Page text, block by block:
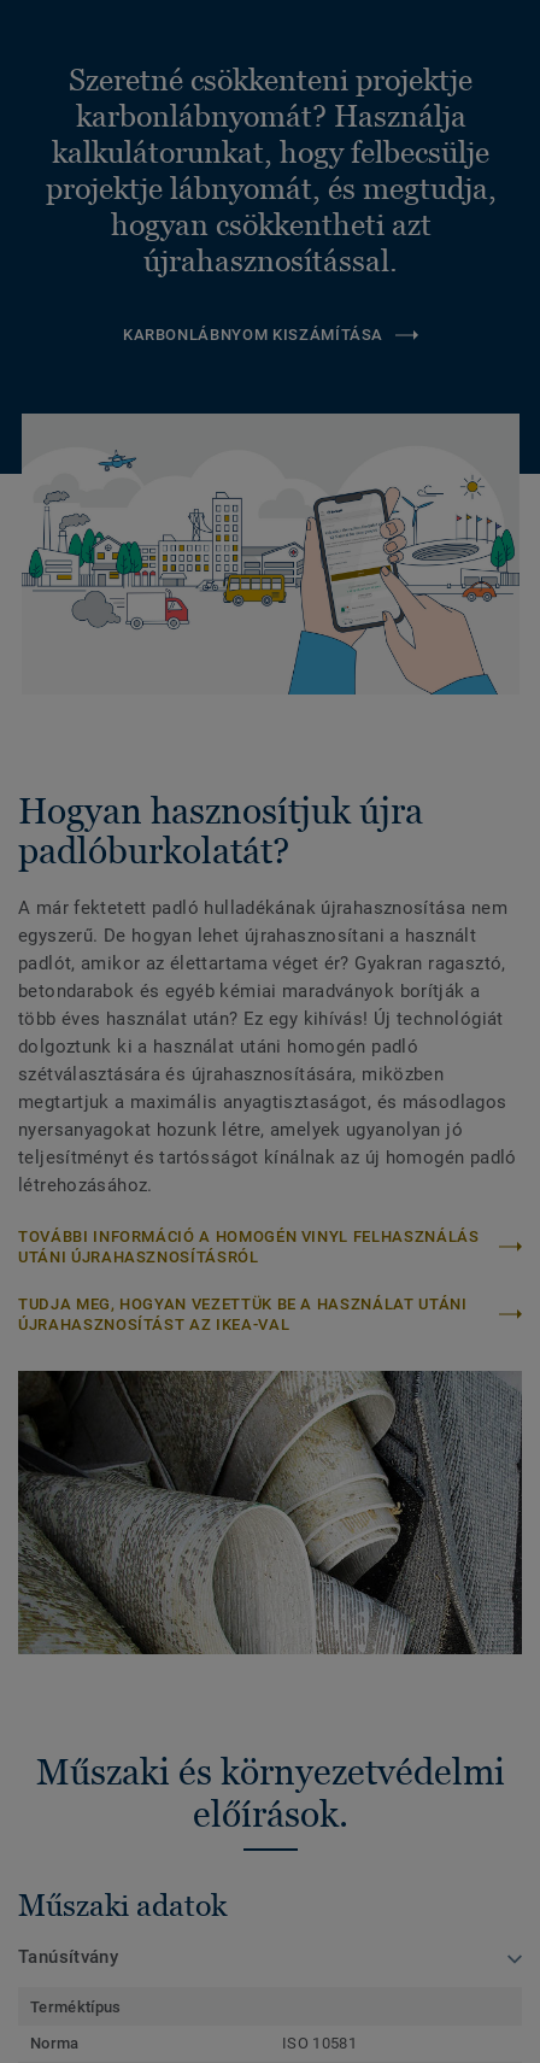
Szeretné csökkenteni projektje
karbonlábnyomát? Használja
kalkulátorunkat, hogy felbecsülje
projektje lábnyomát, és megtudja,
hogyan csökkentheti azt
újrahasznosítással.
KARBONLÁBNYOM KISZÁMÍTÁSA
Hogyan hasznosítjuk újra
padlóburkolatát?
A már fektetett padló hulladékának újrahasznosítása nem
egyszerű. De hogyan lehet újrahasznosítani a használt
padlót, amikor az élettartama véget ér? Gyakran ragasztó,
betondarabok és egyéb kémiai maradványok borítják a
több éves használat után? Ez egy kihívás! Új technológiát
dolgoztunk ki a használat utáni homogén padló
szétválasztására és újrahasznosítására, miközben
megtartjuk a maximális anyagtisztaságot, és másodlagos
nyersanyagokat hozunk létre, amelyek ugyanolyan jó
teljesítményt és tartósságot kínálnak az új homogén padló
létrehozásához.
TOVÁBBI INFORMÁCIÓ A HOMOGÉN VINYL FELHASZNÁLÁS
UTÁNI ÚJRAHASZNOSÍTÁSRÓL
TUDJA MEG, HOGYAN VEZETTÜK BE A HASZNÁLAT UTÁNI
ÚJRAHASZNOSÍTÁST AZ IKEA-VAL
Műszaki és környezetvédelmi
előírások.
Műszaki adatok
Tanúsítvány
Terméktípus
Norma
ISO 10581